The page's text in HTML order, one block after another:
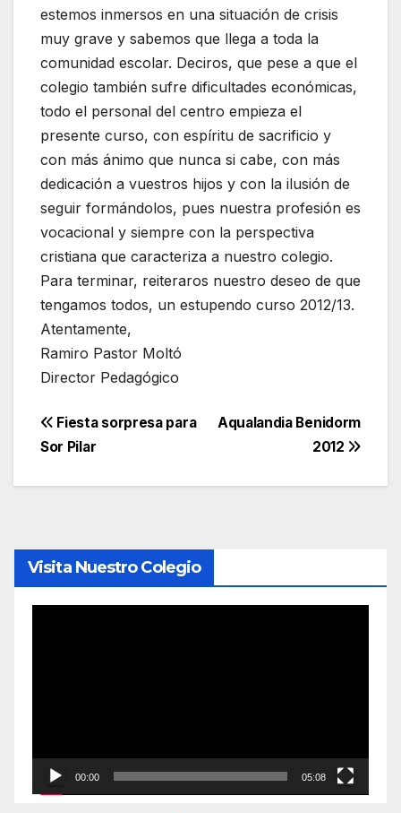
estemos inmersos en una situación de crisis
muy grave y sabemos que llega a toda la
comunidad escolar. Deciros, que pese a que el
colegio también sufre dificultades económicas,
todo el personal del centro empieza el
presente curso, con espíritu de sacrificio y
con más ánimo que nunca si cabe, con más
dedicación a vuestros hijos y con la ilusión de
seguir formándolos, pues nuestra profesión es
vocacional y siempre con la perspectiva
cristiana que caracteriza a nuestro colegio.
Para terminar, reiteraros nuestro deseo de que
tengamos todos, un estupendo curso 2012/13.
Atentamente,
Ramiro Pastor Moltó
Director Pedagógico
Navegación
Aqualandia Benidorm
2012
Fiesta sorpresa para
Sor Pilar
Visita Nuestro Colegio
00:00 05:08